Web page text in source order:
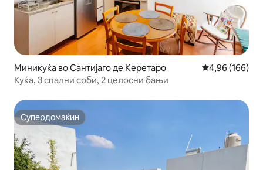
Миникуќа во Сантијаго де Керетаро Просечна
4,96 (166)
Куќа, 3 спални соби, 2 целосни бањи
Супердомаќин
Супердомаќин